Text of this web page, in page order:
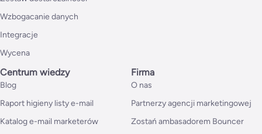
Wzbogacanie danych
Integracje
Wycena
Centrum wiedzy
Blog
Raport higieny listy e-mail
Katalog e-mail marketerów
Firma
O nas
Partnerzy agencji marketingowej
Zostań ambasadorem Bouncer